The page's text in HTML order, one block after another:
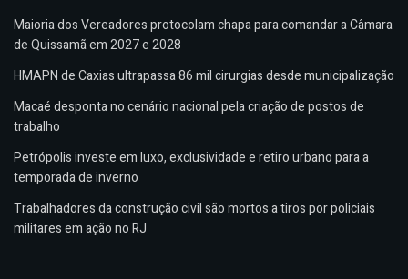
Maioria dos Vereadores protocolam chapa para comandar a Câmara
de Quissamã em 2027 e 2028
HMAPN de Caxias ultrapassa 86 mil cirurgias desde municipalização
Macaé desponta no cenário nacional pela criação de postos de
trabalho
Petrópolis investe em luxo, exclusividade e retiro urbano para a
temporada de inverno
Trabalhadores da construção civil são mortos a tiros por policiais
militares em ação no RJ